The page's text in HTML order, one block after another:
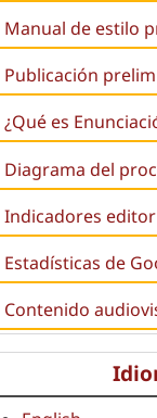
Manual de estilo
Publicación
¿Qué es
Diagrama del
Indicadores
Estadísticas de
Contenido